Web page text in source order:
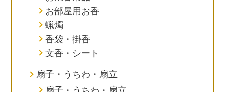
お部屋用お香
蝋燭
香袋・掛香
文香・シート
扇子・うちわ・扇立